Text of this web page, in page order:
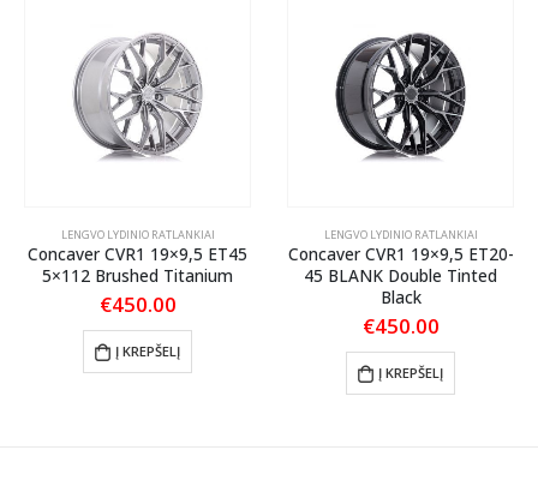
LENGVO LYDINIO RATLANKIAI
Concaver CVR1 19×9,5 ET45
5×112 Brushed Titanium
€450.00
Į KREPŠELĮ
LENGVO LYDINIO RATLANKIAI
Concaver CVR1 19×9,5 ET20-
45 BLANK Double Tinted
Black
€450.00
Į KREPŠELĮ